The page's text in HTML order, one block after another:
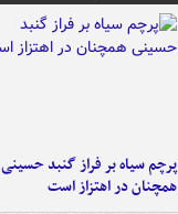
پرچم سیاه بر فراز گنبد حسینی
همچنان در اهتزاز است